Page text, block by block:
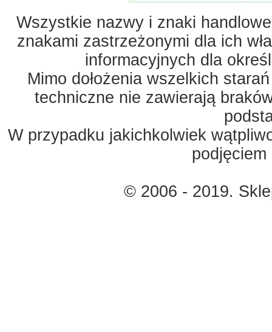
Wszystkie nazwy i znaki
znakami zastrzeżonymi dla ich
informacyjnych dla
Mimo dołożenia wszelkich
techniczne nie zawierają
W przypadku jakichkolwiek
© 2006 - 2019.